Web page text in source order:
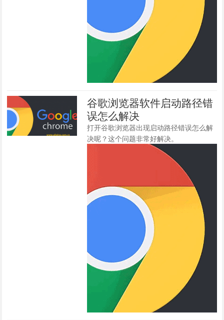
谷歌浏览器软件启动路径错
误怎么解决
打开谷歌浏览器出现启动路径错误怎么解
决呢？这个问题非常好解决。